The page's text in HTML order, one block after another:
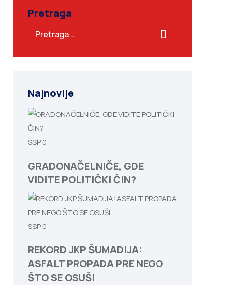
Pretraga
Najnovije
SSP0
GRADONAČELNIČE, GDE
VIDITE POLITIČKI ČIN?
SSP0
REKORD JKP ŠUMADIJA:
ASFALT PROPADA PRE NEGO
ŠTO SE OSUŠI